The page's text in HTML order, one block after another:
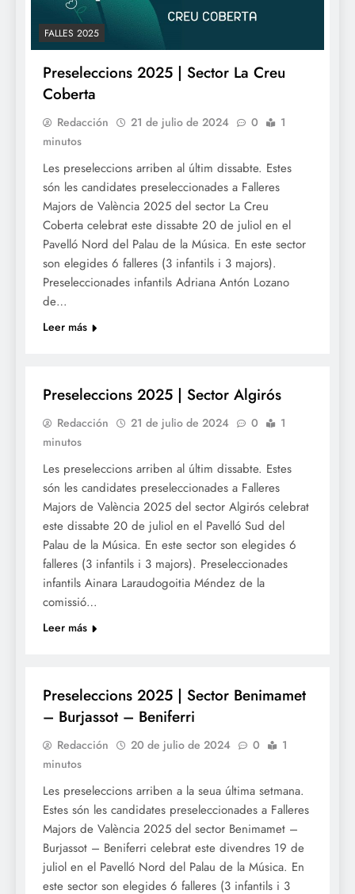
FALLES 2025
Preseleccions 2025 | Sector La Creu
Coberta
Redacción 21 de julio de 2024 0
1
minutos
Les preseleccions arriben al últim dissabte. Estes
són les candidates preseleccionades a Falleres
Majors de València 2025 del sector La Creu
Coberta celebrat este dissabte 20 de juliol en el
Pavelló Nord del Palau de la Música. En este sector
son elegides 6 falleres (3 infantils i 3 majors).
Preseleccionades infantils Adriana Antón Lozano
de…
Leer más
Preseleccions 2025 | Sector Algirós
Redacción 21 de julio de 2024 0
1
minutos
Les preseleccions arriben al últim dissabte. Estes
són les candidates preseleccionades a Falleres
Majors de València 2025 del sector Algirós celebrat
este dissabte 20 de juliol en el Pavelló Sud del
Palau de la Música. En este sector son elegides 6
falleres (3 infantils i 3 majors). Preseleccionades
infantils Ainara Laraudogoitia Méndez de la
comissió…
Leer más
Preseleccions 2025 | Sector Benimamet
– Burjassot – Beniferri
Redacción 20 de julio de 2024 0
1
minutos
Les preseleccions arriben a la seua última setmana.
Estes són les candidates preseleccionades a Falleres
Majors de València 2025 del sector Benimamet –
Burjassot – Beniferri celebrat este divendres 19 de
juliol en el Pavelló Nord del Palau de la Música. En
este sector son elegides 6 falleres (3 infantils i 3